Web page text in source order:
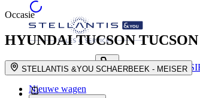
search button - icon ONZE
Nieuwe wagen
Occasie
HYUNDAI TUCSON
STELLANTIS &YOU SCHAERBEEK - MEISER